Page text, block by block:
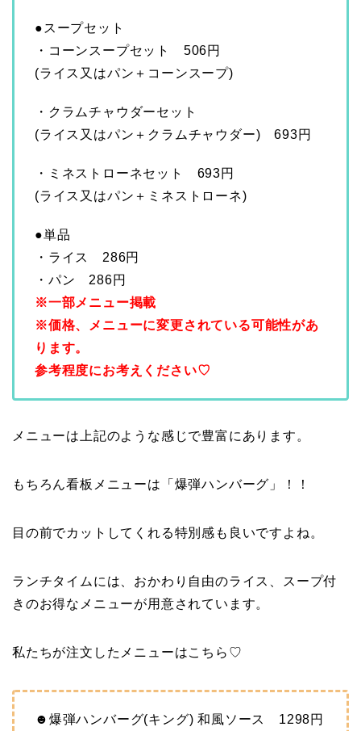
●スープセット
・コーンスープセット 506円
(ライス又はパン＋コーンスープ)
・クラムチャウダーセット
(ライス又はパン＋クラムチャウダー) 693円
・ミネストローネセット 693円
(ライス又はパン＋ミネストローネ)
●単品
・ライス 286円
・パン 286円
※一部メニュー掲載
※価格、メニューに変更されている可能性があ
ります。
参考程度にお考えください♡
メニューは上記のような感じで豊富にあります。
もちろん看板メニューは「爆弾ハンバーグ」！！
目の前でカットしてくれる特別感も良いですよね。
ランチタイムには、おかわり自由のライス、スープ付
きのお得なメニューが用意されています。
私たちが注文したメニューはこちら♡
☻爆弾ハンバーグ(キング) 和風ソース 1298円